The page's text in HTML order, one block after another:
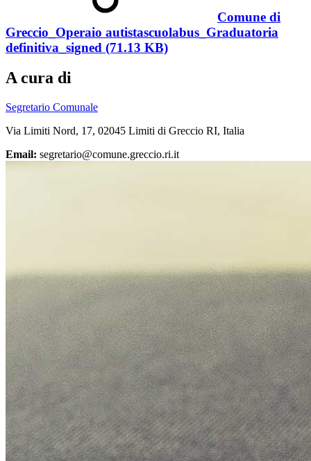
Comune di
Greccio_Operaio autistascuolabus_Graduatoria
definitiva_signed (71.13 KB)
A cura di
Segretario Comunale
Via Limiti Nord, 17, 02045 Limiti di Greccio RI, Italia
Email: segretario@comune.greccio.ri.it